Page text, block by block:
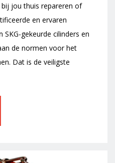
jou thuis repareren of
en ervaren
SKG-gekeurde cilinders en
de normen voor het
Dat is de veiligste